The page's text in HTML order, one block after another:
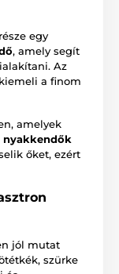
egy
, amely segít
Az
a finom
amelyek
nyakkendők
őket, ezért
jól mutat
szürke